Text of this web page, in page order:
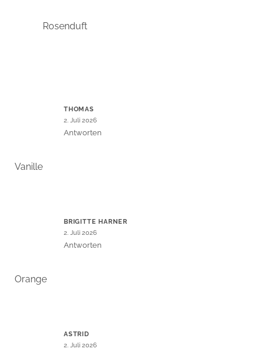
Rosenduft
THOMAS
2. Juli 2026
Antworten
Vanille
BRIGITTE HARNER
2. Juli 2026
Antworten
Orange
ASTRID
2. Juli 2026